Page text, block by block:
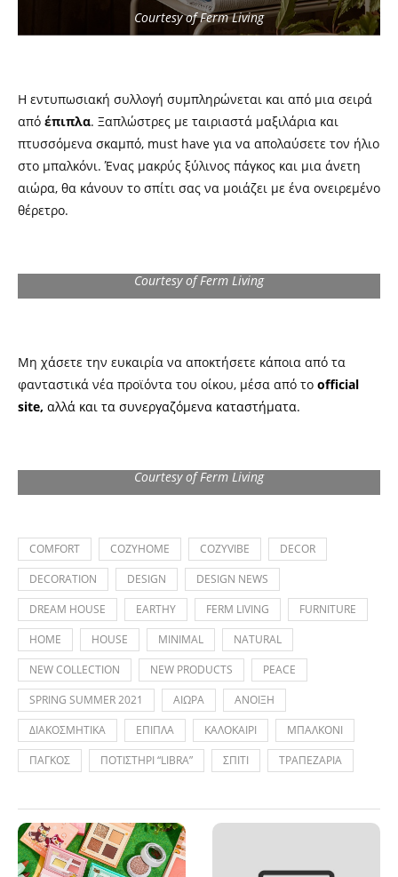
Courtesy of Ferm Living
Η εντυπωσιακή συλλογή συμπληρώνεται και από μια σειρά
από έπιπλα. Ξαπλώστρες με ταιριαστά μαξιλάρια και
πτυσσόμενα σκαμπό, must have για να απολαύσετε τον ήλιο
στο μπαλκόνι. Ένας μακρύς ξύλινος πάγκος και μια άνετη
αιώρα, θα κάνουν το σπίτι σας να μοιάζει με ένα ονειρεμένο
θέρετρο.
Courtesy of Ferm Living
Μη χάσετε την ευκαιρία να αποκτήσετε κάποια από τα
φανταστικά νέα προϊόντα του οίκου, μέσα από το official
site, αλλά και τα συνεργαζόμενα καταστήματα.
Courtesy of Ferm Living
COMFORT COZYHOME COZYVIBE
DECOR
DECORATION
DESIGN
DESIGN NEWS
DREAM HOUSE
EARTHY FERM LIVING
FURNITURE
HOME
HOUSE MINIMAL
NATURAL
NEW COLLECTION
NEW PRODUCTS
PEACE
SPRING SUMMER 2021
ΑΙΩΡΑ
ΑΝΟΙΞΗ
ΔΙΑΚΟΣΜΗΤΙΚΑ
ΕΠΙΠΛΑ ΚΑΛΟΚΑΙΡΙ
ΜΠΑΛΚΟΝΙ
ΠΑΓΚΟΣ
ΠΟΤΙΣΤΗΡΙ “LIBRA” ΣΠΙΤΙ ΤΡΑΠΕΖΑΡΙΑ